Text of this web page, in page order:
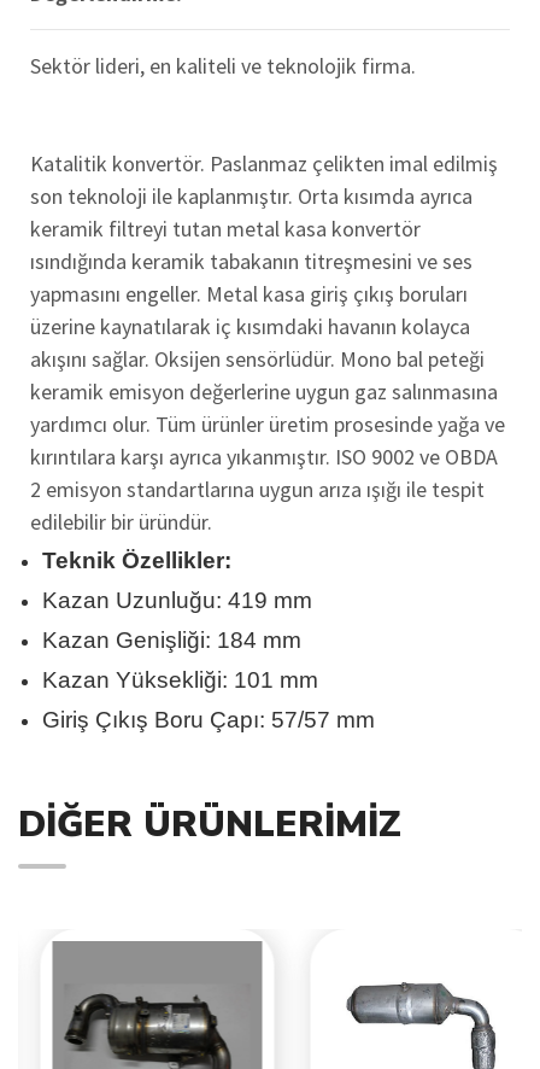
Sektör lideri, en kaliteli ve teknolojik firma.
Katalitik konvertör. Paslanmaz çelikten imal edilmiş
son teknoloji ile kaplanmıştır. Orta kısımda ayrıca
keramik filtreyi tutan metal kasa konvertör
ısındığında keramik tabakanın titreşmesini ve ses
yapmasını engeller. Metal kasa giriş çıkış boruları
üzerine kaynatılarak iç kısımdaki havanın kolayca
akışını sağlar. Oksijen sensörlüdür. Mono bal peteği
keramik emisyon değerlerine uygun gaz salınmasına
yardımcı olur. Tüm ürünler üretim prosesinde yağa ve
kırıntılara karşı ayrıca yıkanmıştır. ISO 9002 ve OBDA
2 emisyon standartlarına uygun arıza ışığı ile tespit
edilebilir bir üründür.
Teknik Özellikler:
Kazan Uzunluğu: 419 mm
Kazan Genişliği: 184 mm
Kazan Yüksekliği: 101 mm
Giriş Çıkış Boru Çapı: 57/57 mm
DIĞER ÜRÜNLERIMIZ